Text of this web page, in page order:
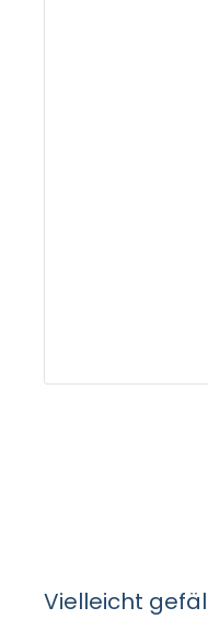
Vielleicht